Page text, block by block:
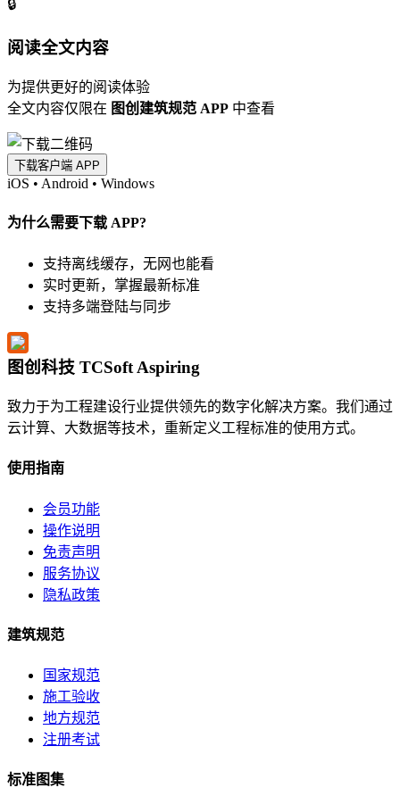
🔒
阅读全文内容
为提供更好的阅读体验
全文内容仅限在 图创建筑规范 APP 中查看
下载客户端 APP
iOS • Android • Windows
为什么需要下载 APP?
支持离线缓存，无网也能看
实时更新，掌握最新标准
支持多端登陆与同步
图创科技 TCSoft Aspiring
致力于为工程建设行业提供领先的数字化解决方案。我们通过
云计算、大数据等技术，重新定义工程标准的使用方式。
使用指南
会员功能
操作说明
免责声明
服务协议
隐私政策
建筑规范
国家规范
施工验收
地方规范
注册考试
标准图集